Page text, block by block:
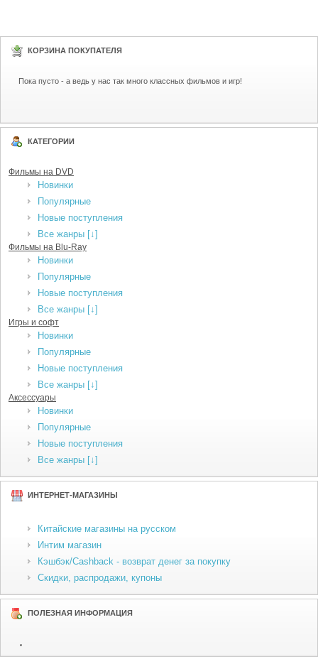
КОРЗИНА ПОКУПАТЕЛЯ
Пока пусто - а ведь у нас так много классных фильмов и игр!
КАТЕГОРИИ
Фильмы на DVD
Новинки
Популярные
Новые поступления
Все жанры [↓]
Фильмы на Blu-Ray
Новинки
Популярные
Новые поступления
Все жанры [↓]
Игры и софт
Новинки
Популярные
Новые поступления
Все жанры [↓]
Аксессуары
Новинки
Популярные
Новые поступления
Все жанры [↓]
ИНТЕРНЕТ-МАГАЗИНЫ
Китайские магазины на русском
Интим магазин
Кэшбэк/Cashback - возврат денег за покупку
Скидки, распродажи, купоны
ПОЛЕЗНАЯ ИНФОРМАЦИЯ